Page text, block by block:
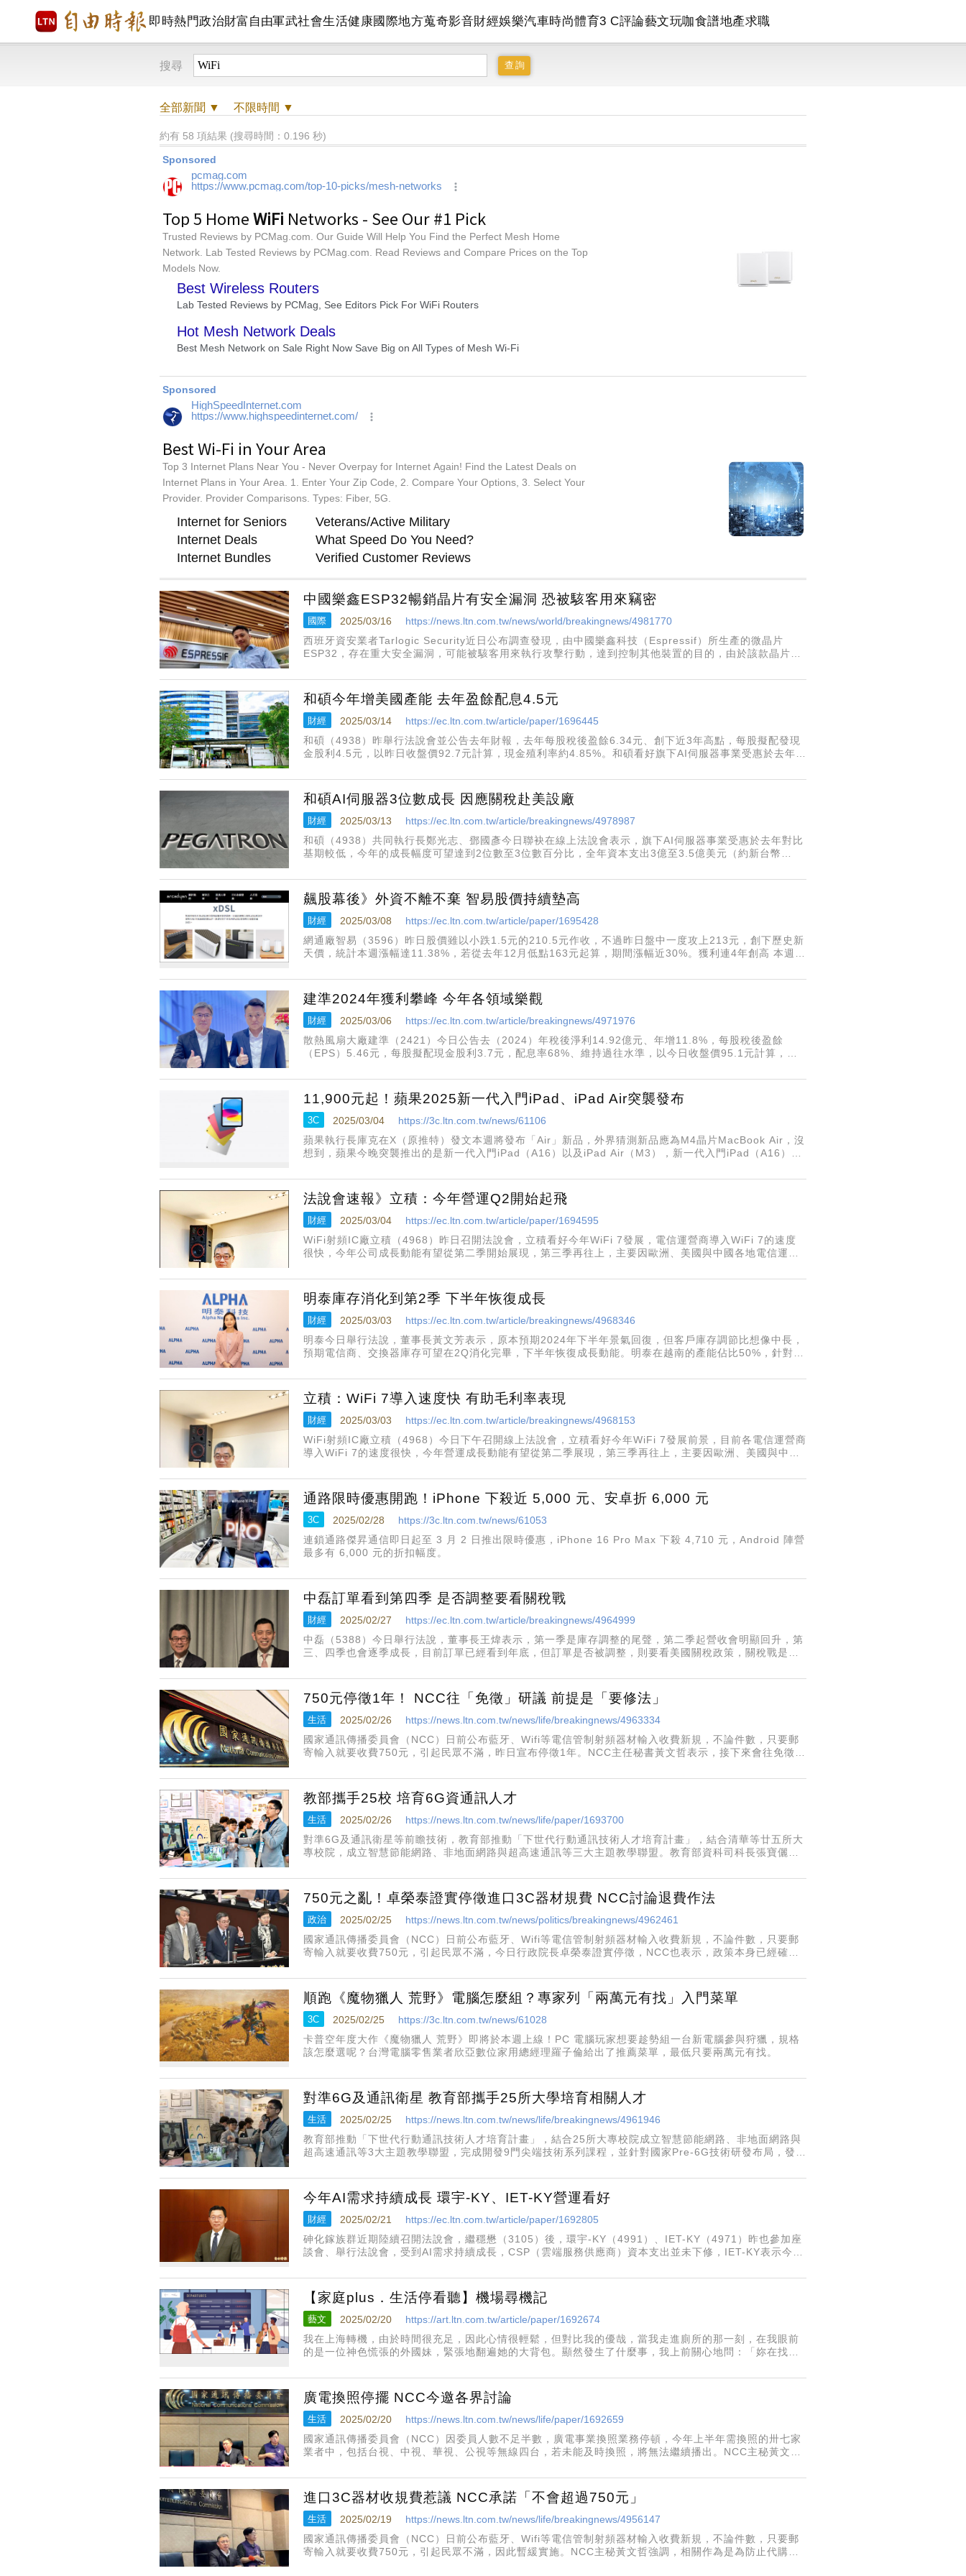
即時熱門政治財富自由軍武社會生活健康國際地方蒐奇影音財經娛樂汽車時尚體育3 C評論藝文玩咖食譜地產求職
搜尋
全部新聞 ▼ 不限時間 ▼
約有 58 項結果 (搜尋時間：0.196 秒)
中國樂鑫ESP32暢銷晶片有安全漏洞 恐被駭客用來竊密
國際 2025/03/16
https://news.ltn.com.tw/news/world/breakingnews/4981770
西班牙資安業者Tarlogic Security近日公布調查發現，由中國樂鑫科技（Espressif）所生產的微晶片
ESP32，存在重大安全漏洞，可能被駭客用來執行攻擊行動，達到控制其他裝置的目的，由於該款晶片售
和碩今年增美國產能 去年盈餘配息4.5元
財經 2025/03/14
https://ec.ltn.com.tw/article/paper/1696445
和碩（4938）昨舉行法說會並公告去年財報，去年每股稅後盈餘6.34元、創下近3年高點，每股擬配發現
金股利4.5元，以昨日收盤價92.7元計算，現金殖利率約4.85%。和碩看好旗下AI伺服器事業受惠於去年基
和碩AI伺服器3位數成長 因應關稅赴美設廠
財經 2025/03/13
https://ec.ltn.com.tw/article/breakingnews/4978987
和碩（4938）共同執行長鄭光志、鄧國彥今日聯袂在線上法說會表示，旗下AI伺服器事業受惠於去年對比
基期較低，今年的成長幅度可望達到2位數至3位數百分比，全年資本支出3億至3.5億美元（約新台幣
間。
飆股幕後》外資不離不棄 智易股價持續墊高
財經 2025/03/08
https://ec.ltn.com.tw/article/paper/1695428
網通廠智易（3596）昨日股價雖以小跌1.5元的210.5元作收，不過昨日盤中一度攻上213元，創下歷史新
天價，統計本週漲幅達11.38%，若從去年12月低點163元起算，期間漲幅近30%。獲利連4年創高 本週逆
建準2024年獲利攀峰 今年各領域樂觀
財經 2025/03/06
https://ec.ltn.com.tw/article/breakingnews/4971976
散熱風扇大廠建準（2421）今日公告去（2024）年稅後淨利14.92億元、年增11.8%，每股稅後盈餘
（EPS）5.46元，每股擬配現金股利3.7元，配息率68%、維持過往水準，以今日收盤價95.1元計算，現
11,900元起！蘋果2025新一代入門iPad、iPad Air突襲發布
3C 2025/03/04
https://3c.ltn.com.tw/news/61106
蘋果執行長庫克在X（原推特）發文本週將發布「Air」新品，外界猜測新品應為M4晶片MacBook Air，沒
想到，蘋果今晚突襲推出的是新一代入門iPad（A16）以及iPad Air（M3），新一代入門iPad（A16）還
法說會速報》立積：今年營運Q2開始起飛
財經 2025/03/04
https://ec.ltn.com.tw/article/paper/1694595
WiFi射頻IC廠立積（4968）昨日召開法說會，立積看好今年WiFi 7發展，電信運營商導入WiFi 7的速度
很快，今年公司成長動能有望從第二季開始展現，第三季再往上，主要因歐洲、美國與中國各地電信運營
明泰庫存消化到第2季 下半年恢復成長
財經 2025/03/03
https://ec.ltn.com.tw/article/breakingnews/4968346
明泰今日舉行法說，董事長黃文芳表示，原本預期2024年下半年景氣回復，但客戶庫存調節比想像中長，
預期電信商、交換器庫存可望在2Q消化完畢，下半年恢復成長動能。明泰在越南的產能佔比50%，針對川
貿易逆差，企業無
立積：WiFi 7導入速度快 有助毛利率表現
財經 2025/03/03
https://ec.ltn.com.tw/article/breakingnews/4968153
WiFi射頻IC廠立積（4968）今日下午召開線上法說會，立積看好今年WiFi 7發展前景，目前各電信運營商
導入WiFi 7的速度很快，今年營運成長動能有望從第二季展現，第三季再往上，主要因歐洲、美國與中國
通路限時優惠開跑！iPhone 下殺近 5,000 元、安卓折 6,000 元
3C 2025/02/28
https://3c.ltn.com.tw/news/61053
連鎖通路傑昇通信即日起至 3 月 2 日推出限時優惠，iPhone 16 Pro Max 下殺 4,710 元，Android 陣營
最多有 6,000 元的折扣幅度。
中磊訂單看到第四季 是否調整要看關稅戰
財經 2025/02/27
https://ec.ltn.com.tw/article/breakingnews/4964999
中磊（5388）今日舉行法說，董事長王煒表示，第一季是庫存調整的尾聲，第二季起營收會明顯回升，第
三、四季也會逐季成長，目前訂單已經看到年底，但訂單是否被調整，則要看美國關稅政策，關稅戰是最
可說是懷璧有罪，若課
750元停徵1年！ NCC往「免徵」研議 前提是「要修法」
生活 2025/02/26
https://news.ltn.com.tw/news/life/breakingnews/4963334
國家通訊傳播委員會（NCC）日前公布藍牙、Wifi等電信管制射頻器材輸入收費新規，不論件數，只要郵
寄輸入就要收費750元，引起民眾不滿，昨日宣布停徵1年。NCC主任秘書黃文哲表示，接下來會往免徵方
教部攜手25校 培育6G資通訊人才
生活 2025/02/26
https://news.ltn.com.tw/news/life/paper/1693700
對準6G及通訊衛星等前瞻技術，教育部推動「下世代行動通訊技術人才培育計畫」，結合清華等廿五所大
專校院，成立智慧節能網路、非地面網路與超高速通訊等三大主題教學聯盟。教育部資科司科長張寶儷說
人才，教育部推動該計畫
750元之亂！卓榮泰證實停徵進口3C器材規費 NCC討論退費作法
政治 2025/02/25
https://news.ltn.com.tw/news/politics/breakingnews/4962461
國家通訊傳播委員會（NCC）日前公布藍牙、Wifi等電信管制射頻器材輸入收費新規，不論件數，只要郵
寄輸入就要收費750元，引起民眾不滿，今日行政院長卓榮泰證實停徵，NCC也表示，政策本身已經確
順跑《魔物獵人 荒野》電腦怎麼組？專家列「兩萬元有找」入門菜單
3C 2025/02/25
https://3c.ltn.com.tw/news/61028
卡普空年度大作《魔物獵人 荒野》即將於本週上線！PC 電腦玩家想要趁勢組一台新電腦參與狩獵，規格
該怎麼選呢？台灣電腦零售業者欣亞數位家用總經理羅子倫給出了推薦菜單，最低只要兩萬元有找。
對準6G及通訊衛星 教育部攜手25所大學培育相關人才
生活 2025/02/25
https://news.ltn.com.tw/news/life/breakingnews/4961946
教育部推動「下世代行動通訊技術人才培育計畫」，結合25所大專校院成立智慧節能網路、非地面網路與
超高速通訊等3大主題教學聯盟，完成開發9門尖端技術系列課程，並針對國家Pre-6G技術研發布局，發展
訊網路之
今年AI需求持續成長 環宇-KY、IET-KY營運看好
財經 2025/02/21
https://ec.ltn.com.tw/article/paper/1692805
砷化鎵族群近期陸續召開法說會，繼穩懋（3105）後，環宇-KY（4991）、IET-KY（4971）昨也參加座
談會、舉行法說會，受到AI需求持續成長，CSP（雲端服務供應商）資本支出並未下修，IET-KY表示今年
【家庭plus．生活停看聽】機場尋機記
藝文 2025/02/20
https://art.ltn.com.tw/article/paper/1692674
我在上海轉機，由於時間很充足，因此心情很輕鬆，但對比我的優哉，當我走進廁所的那一刻，在我眼前
的是一位神色慌張的外國妹，緊張地翻遍她的大背包。顯然發生了什麼事，我上前關心地問：「妳在找什
已不見手機。
廣電換照停擺 NCC今邀各界討論
生活 2025/02/20
https://news.ltn.com.tw/news/life/paper/1692659
國家通訊傳播委員會（NCC）因委員人數不足半數，廣電事業換照業務停頓，今年上半年需換照的卅七家
業者中，包括台視、中視、華視、公視等無線四台，若未能及時換照，將無法繼續播出。NCC主秘黃文哲
進口3C器材收規費惹議 NCC承諾「不會超過750元」
生活 2025/02/19
https://news.ltn.com.tw/news/life/breakingnews/4956147
國家通訊傳播委員會（NCC）日前公布藍牙、Wifi等電信管制射頻器材輸入收費新規，不論件數，只要郵
寄輸入就要收費750元，引起民眾不滿，因此暫緩實施。NCC主秘黃文哲強調，相關作為是為防止代購業